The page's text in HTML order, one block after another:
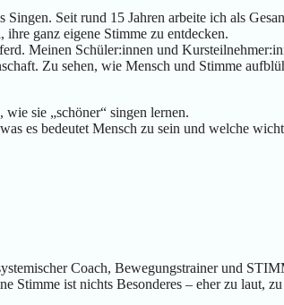
Seit rund 15 Jahren arbeite ich als
ganz eigene Stimme zu entdecken.
Meinen Schüler:innen und
Zu sehen, wie Mensch und Stimme
sie „schöner“ singen lernen.
es bedeutet Mensch zu sein und welche
Coach, Bewegungstrainer und
Stimme ist nichts Besonderes – eher zu laut,